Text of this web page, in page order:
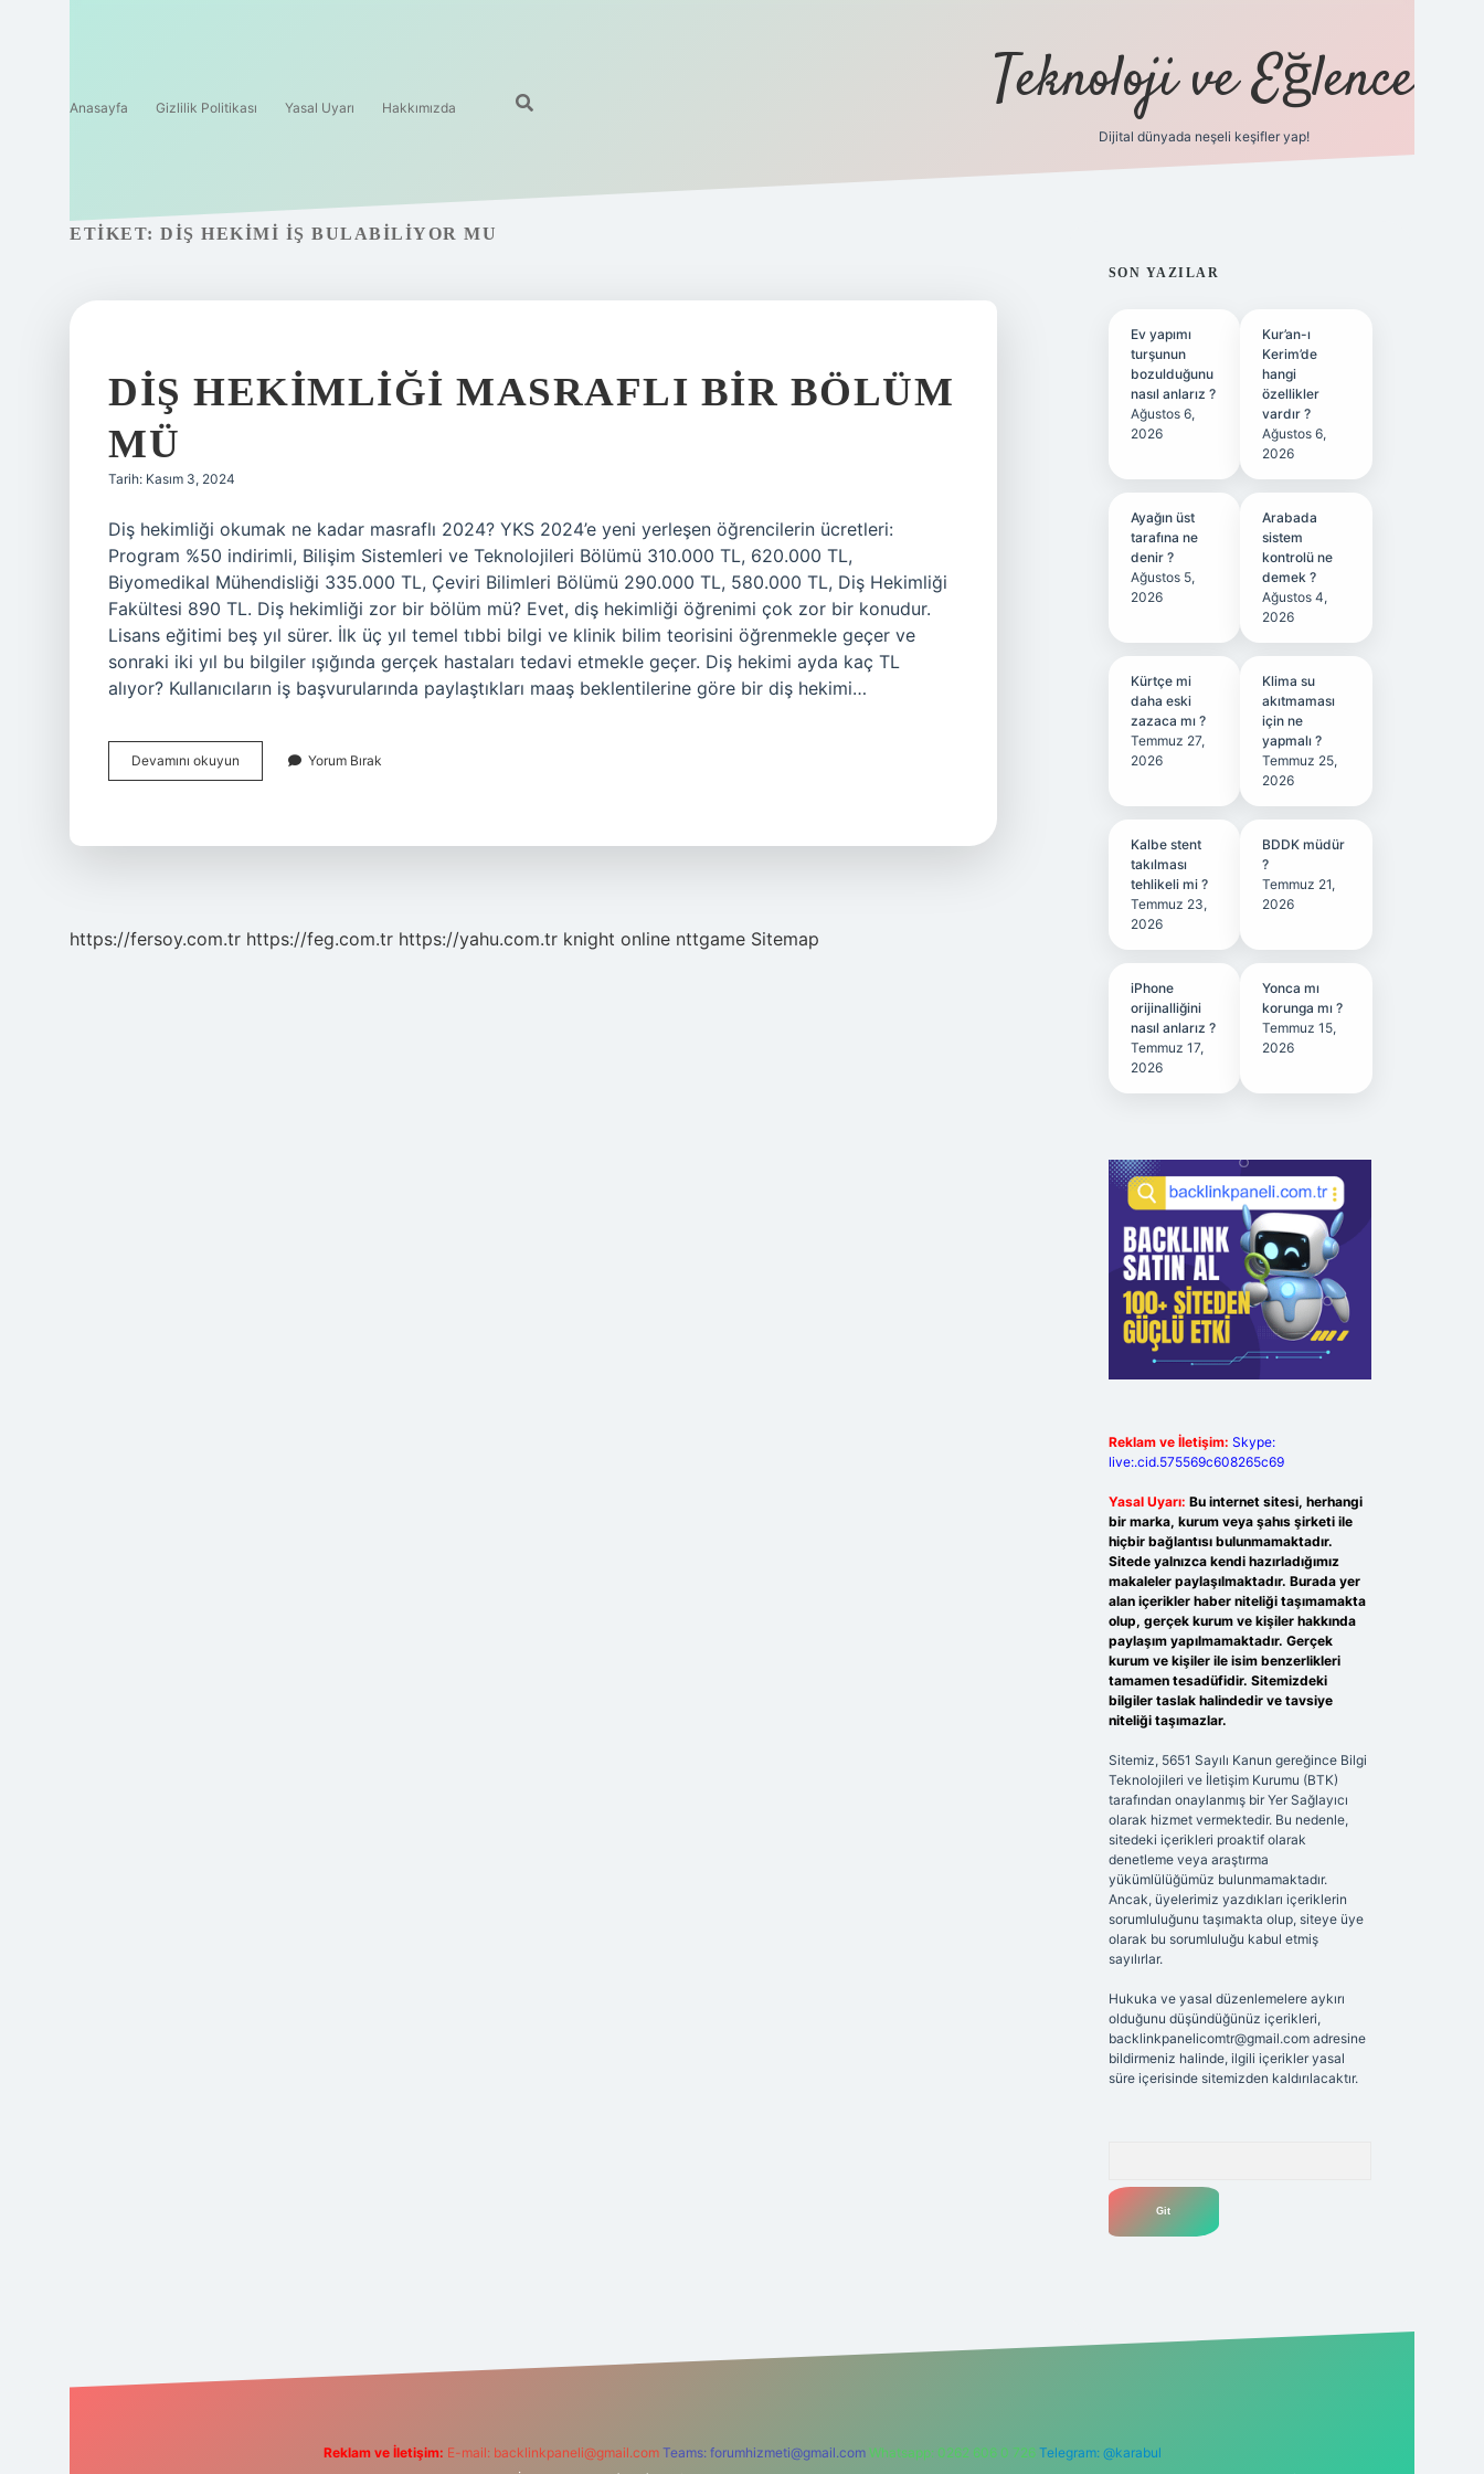
Anasayfa Gizlilik Politikası Yasal Uyarı Hakkımızda Teknoloji ve Eğlence
Dijital dünyada neşeli keşifler yap!
ETIKET: DIŞ HEKIMI IŞ BULABILIYOR MU
DIŞ HEKIMLIĞI MASRAFLI BIR BÖLÜM
MÜ
Tarih: Kasım 3, 2024
Diş hekimliği okumak ne kadar masraflı 2024? YKS 2024’e yeni yerleşen öğrencilerin ücretleri:
Program %50 indirimli, Bilişim Sistemleri ve Teknolojileri Bölümü 310.000 TL, 620.000 TL,
Biyomedikal Mühendisliği 335.000 TL, Çeviri Bilimleri Bölümü 290.000 TL, 580.000 TL, Diş Hekimliği
Fakültesi 890 TL. Diş hekimliği zor bir bölüm mü? Evet, diş hekimliği öğrenimi çok zor bir konudur.
Lisans eğitimi beş yıl sürer. İlk üç yıl temel tıbbi bilgi ve klinik bilim teorisini öğrenmekle geçer ve
sonraki iki yıl bu bilgiler ışığında gerçek hastaları tedavi etmekle geçer. Diş hekimi ayda kaç TL
alıyor? Kullanıcıların iş başvurularında paylaştıkları maaş beklentilerine göre bir diş hekimi…
Devamını okuyun
Hekimliği
Yorum Bırak
https://fersoy.com.tr https://feg.com.tr https://yahu.com.tr knight online nttgame Sitemap
SIDEBAR
SON YAZILAR
Ev yapımı
turşunun
bozulduğunu
nasıl anlarız ?
Ağustos 6,
2026
Kur’an-ı
Kerim’de
hangi
özellikler
vardır ?
Ağustos 6,
2026
Ayağın üst
tarafına ne
denir ?
Ağustos 5,
2026
Arabada
sistem
kontrolü ne
demek ?
Ağustos 4,
2026
Kürtçe mi
daha eski
zazaca mı ?
Temmuz 27,
2026
Klima su
akıtmaması
için ne
yapmalı ?
Temmuz 25,
2026
Kalbe stent
takılması
tehlikeli mi ?
Temmuz 23,
2026
BDDK müdür
?
Temmuz 21,
2026
iPhone
orijinalliğini
nasıl anlarız ?
Temmuz 17,
2026
Yonca mı
korunga mı ?
Temmuz 15,
2026
Reklam ve İletişim: Skype:
live:.cid.575569c608265c69
Yasal Uyarı: Bu internet sitesi, herhangi
bir marka, kurum veya şahıs şirketi ile
hiçbir bağlantısı bulunmamaktadır.
Sitede yalnızca kendi hazırladığımız
makaleler paylaşılmaktadır. Burada yer
alan içerikler haber niteliği taşımamakta
olup, gerçek kurum ve kişiler hakkında
paylaşım yapılmamaktadır. Gerçek
kurum ve kişiler ile isim benzerlikleri
tamamen tesadüfidir. Sitemizdeki
bilgiler taslak halindedir ve tavsiye
niteliği taşımazlar.
Sitemiz, 5651 Sayılı Kanun gereğince Bilgi
Teknolojileri ve İletişim Kurumu (BTK)
tarafından onaylanmış bir Yer Sağlayıcı
olarak hizmet vermektedir. Bu nedenle,
sitedeki içerikleri proaktif olarak
denetleme veya araştırma
yükümlülüğümüz bulunmamaktadır.
Ancak, üyelerimiz yazdıkları içeriklerin
sorumluluğunu taşımakta olup, siteye üye
olarak bu sorumluluğu kabul etmiş
sayılırlar.
Hukuka ve yasal düzenlemelere aykırı
olduğunu düşündüğünüz içerikleri,
backlinkpanelicomtr@gmail.comadresine
bildirmeniz halinde, ilgili içerikler yasal
süre içerisinde sitemizden kaldırılacaktır.
Reklam ve İletişim: E-mail: backlinkpaneli@gmail.com Teams: forumhizmeti@gmail.com Whatsapp: 0262 606 0 726 Telegram: @karabul